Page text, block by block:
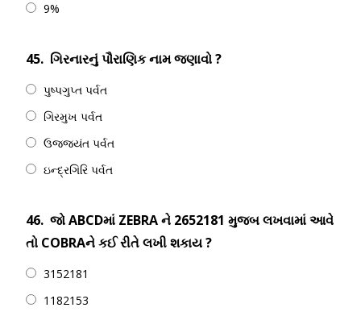
9%
45. ગિરનારનું પૌરાણિક નામ જણાવો ?
પુષ્પગુપ્ત પર્વત
ગિરમુખ પર્વત
ઉજજયંત પર્વત
ઇન્દ્રગિરિ પર્વત
46. જો ABCDમાં ZEBRA ને 2652181 મુજબ લખવામાં આવે
તો COBRAને કઈ રીતે લખી શકાય ?
3152181
1182153